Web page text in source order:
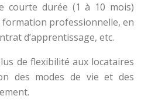
courte durée (1 à 10 mois)
professionnelle, en
d’apprentissage, etc.
de flexibilité aux locataires
des modes de vie et des